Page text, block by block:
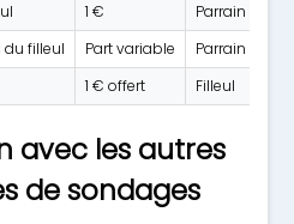
1 €
Parrain
filleul
Part variable
Parrain
1 € offert Filleul
avec les autres
de sondages